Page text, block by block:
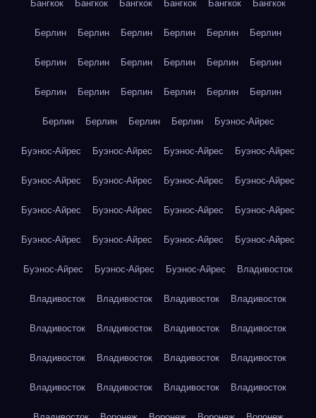
Бангкок Бангкок Бангкок Бангкок Бангкок Бангкок
Берлин Берлин Берлин Берлин Берлин Берлин
Берлин Берлин Берлин Берлин Берлин Берлин
Берлин Берлин Берлин Берлин Берлин Берлин
Берлин Берлин Берлин Берлин Буэнос-Айрес
Буэнос-Айрес Буэнос-Айрес Буэнос-Айрес Буэнос-Айрес
Буэнос-Айрес Буэнос-Айрес Буэнос-Айрес Буэнос-Айрес
Буэнос-Айрес Буэнос-Айрес Буэнос-Айрес Буэнос-Айрес
Буэнос-Айрес Буэнос-Айрес Буэнос-Айрес Буэнос-Айрес
Буэнос-Айрес Буэнос-Айрес Буэнос-Айрес Владивосток
Владивосток Владивосток Владивосток Владивосток
Владивосток Владивосток Владивосток Владивосток
Владивосток Владивосток Владивосток Владивосток
Владивосток Владивосток Владивосток Владивосток